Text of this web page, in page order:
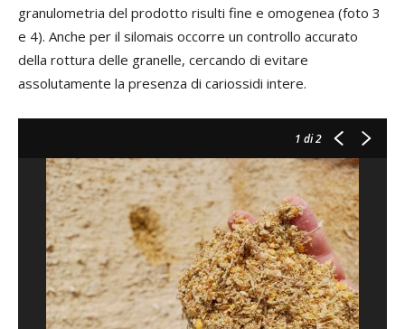
granulometria del prodotto risulti fine e omogenea (foto 3
e 4). Anche per il silomais occorre un controllo accurato
della rottura delle granelle, cercando di evitare
assolutamente la presenza di cariossidi intere.
1 di 2